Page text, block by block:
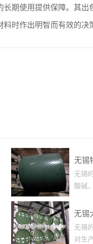
期使用提供保障。其
时作出明智而有效的
无锡
无锡
酸碱、
无锡
无锡
对生产